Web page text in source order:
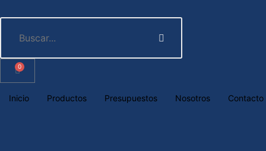
0
Inicio Productos Presupuestos Nosotros Contacto